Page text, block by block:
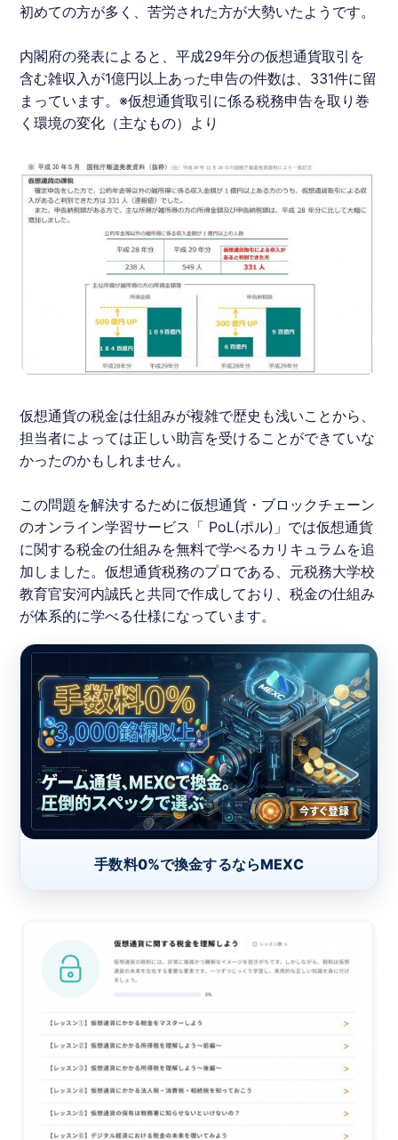
初めての方が多く、苦労された方が大勢いたようです。
内閣府の発表によると、平成29年分の仮想通貨取引を
含む雑収入が1億円以上あった申告の件数は、331件に留
まっています。※​仮想通貨取引に係る税務申告を取り巻
く環境の変化（主なもの）より
仮想通貨の税金は仕組みが複雑で歴史も浅いことから、
担当者によっては正しい助言を受けることができていな
かったのかもしれません。
この問題を解決するために​仮想通貨・ブロックチェーン
のオンライン学習サービス「​ PoL(ポル)​」では仮想通貨
に関する税金の仕組みを無料で学べるカリキュラムを追
加しました。仮想通貨税務のプロである、元税務大学校
教育官安河内誠氏と共同で作成しており、税金の仕組み
が体系的に学べる仕様になっています。
手数料0%で換金するならMEXC